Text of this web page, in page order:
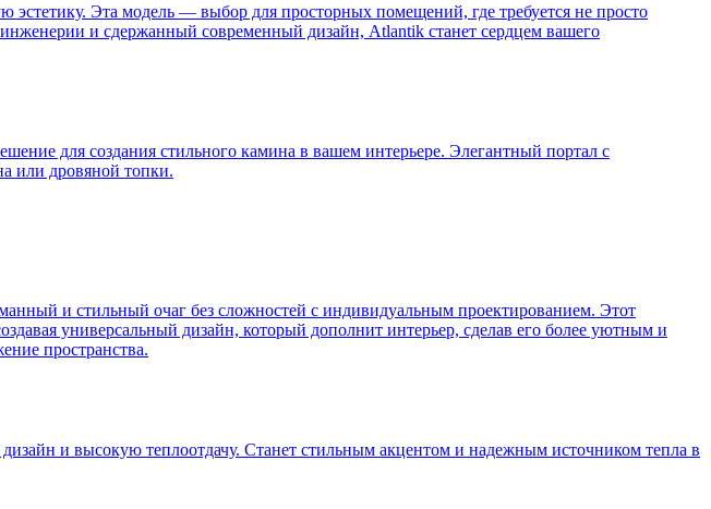
эстетику. Эта модель — выбор для просторных помещений, где требуется не просто
и сдержанный современный дизайн, Atlantik станет сердцем вашего
для создания стильного камина в вашем интерьере. Элегантный портал с
или дровяной топки.
и стильный очаг без сложностей с индивидуальным проектированием. Этот
универсальный дизайн, который дополнит интерьер, сделав его более уютным и
пространства.
и высокую теплоотдачу. Станет стильным акцентом и надежным источником тепла в